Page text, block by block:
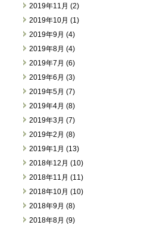
2019年11月 (2)
2019年10月 (1)
2019年9月 (4)
2019年8月 (4)
2019年7月 (6)
2019年6月 (3)
2019年5月 (7)
2019年4月 (8)
2019年3月 (7)
2019年2月 (8)
2019年1月 (13)
2018年12月 (10)
2018年11月 (11)
2018年10月 (10)
2018年9月 (8)
2018年8月 (9)